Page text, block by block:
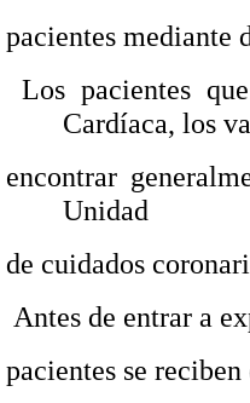
pacientes mediante
Los pacientes
Cardíaca, los
encontrar
Unidad
de cuidados
Antes de entrar a
pacientes se